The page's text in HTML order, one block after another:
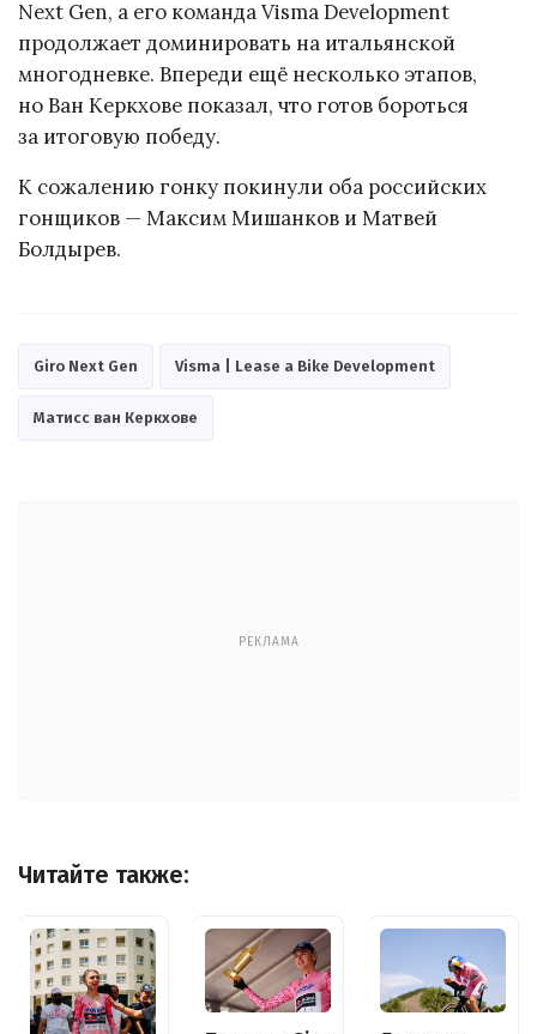
Next Gen, а его команда Visma Development
продолжает доминировать на итальянской
многодневке. Впереди ещё несколько этапов,
но Ван Керкхове показал, что готов бороться
за итоговую победу.
К сожалению гонку покинули оба российских
гонщиков — Максим Мишанков и Матвей
Болдырев.
Giro Next Gen Visma | Lease a Bike Development
Матисс ван Керкхове
РЕКЛАМА
Читайте также: